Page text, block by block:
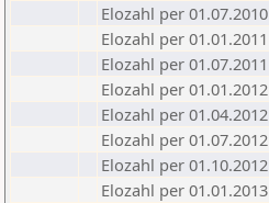
Elozahl per 01.07.2010
Elozahl per 01.01.2011
Elozahl per 01.07.2011
Elozahl per 01.01.2012
Elozahl per 01.04.2012
Elozahl per 01.07.2012
Elozahl per 01.10.2012
Elozahl per 01.01.2013